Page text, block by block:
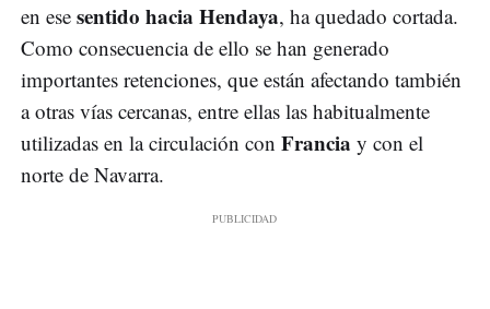
en ese sentido hacia Hendaya, ha quedado cortada.
Como consecuencia de ello se han generado
importantes retenciones, que están afectando también
a otras vías cercanas, entre ellas las habitualmente
utilizadas en la circulación con Francia y con el
norte de Navarra.